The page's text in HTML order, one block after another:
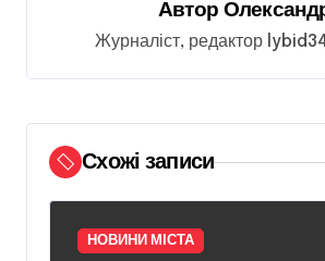
и
с
і
в
Автор
Журналіст, редактор
Схожі записи
НОВИНИ МІСТА